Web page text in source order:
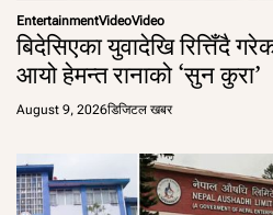
EntertainmentVideoVideo
बिदेसिएका युवादेखि रित्तिँदै
आयो हेमन्त रानाको ‘सुन कुरा’
August 9, 2026डिजिटल खबर